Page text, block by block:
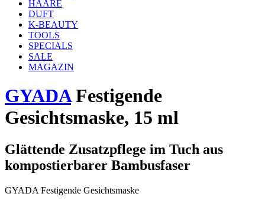
HAARE
DUFT
K-BEAUTY
TOOLS
SPECIALS
SALE
MAGAZIN
GYADAFestigende
Gesichtsmaske, 15 ml
Glättende Zusatzpflege im Tuch aus
kompostierbarer Bambusfaser
GYADA Festigende Gesichtsmaske